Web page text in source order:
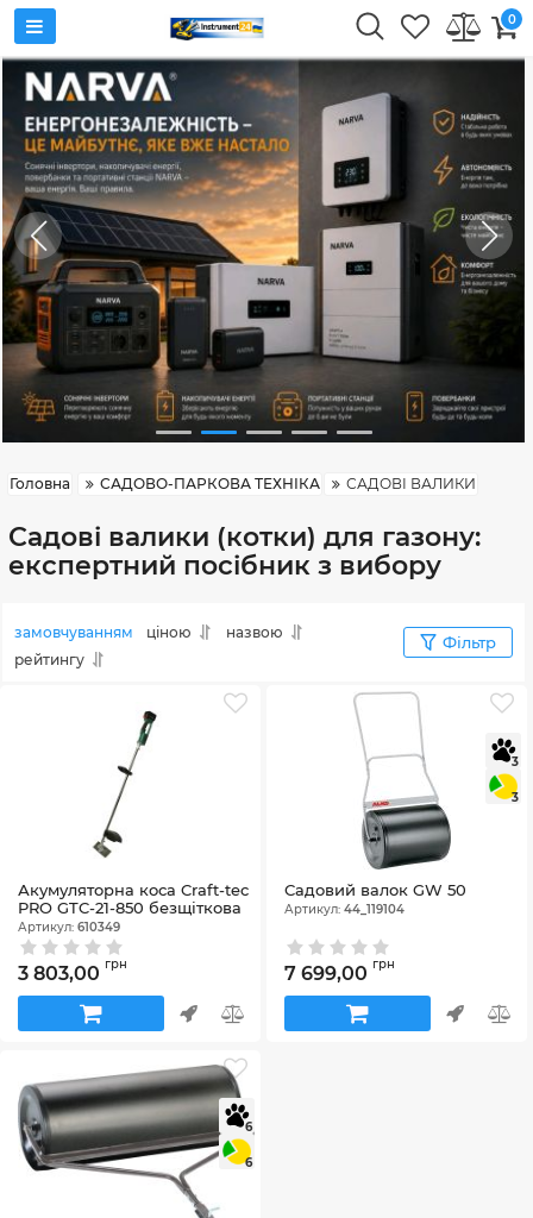
0
Головна САДОВО-ПАРКОВА ТЕХНІКА САДОВІ ВАЛИКИ
Садові валики (котки) для газону:
експертний посібник з вибору
замовчуванням ціною
назвою
рейтингу
Фільтр
Акумуляторна коса Craft-tec
PRO GTC-21-850 безщіткова
Артикул: 610349
3 803,00 грн
3
3
Садовий валок GW 50
Артикул: 44_119104
7 699,00 грн
6
6